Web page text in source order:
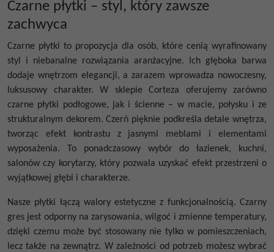
Czarne płytki – styl, który zawsze
zachwyca
Czarne płytki to propozycja dla osób, które cenią wyrafinowany
styl i niebanalne rozwiązania aranżacyjne. Ich głęboka barwa
dodaje wnętrzom elegancji, a zarazem wprowadza nowoczesny,
luksusowy charakter. W sklepie Corteza oferujemy zarówno
czarne płytki podłogowe, jak i ścienne – w macie, połysku i ze
strukturalnym dekorem. Czerń pięknie podkreśla detale wnętrza,
tworząc efekt kontrastu z jasnymi meblami i elementami
wyposażenia. To ponadczasowy wybór do łazienek, kuchni,
salonów czy korytarzy, który pozwala uzyskać efekt przestrzeni o
wyjątkowej głębi i charakterze.
Nasze płytki łączą walory estetyczne z funkcjonalnością. Czarny
gres jest odporny na zarysowania, wilgoć i zmienne temperatury,
dzięki czemu może być stosowany nie tylko w pomieszczeniach,
lecz także na zewnątrz. W zależności od potrzeb możesz wybrać